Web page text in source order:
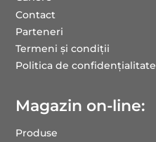
Contact
Parteneri
Termeni și condiții
Politica de confidențialitate
Magazin on-line:
Produse